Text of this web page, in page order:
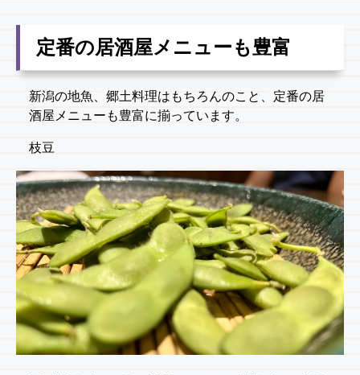
定番の居酒屋メニューも豊富
新潟の地魚、郷土料理はもちろんのこと、定番の居
酒屋メニューも豊富に揃っています。
枝豆